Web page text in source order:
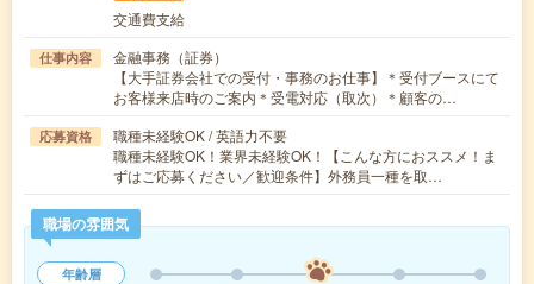
交通費支給
仕事内容
金融事務（証券）
【大手証券会社での受付・事務のお仕事】＊受付ブースにて
お客様来店時のご案内＊受電対応（取次）＊顧客の…
応募資格
職種未経験OK / 英語力不要
職種未経験OK！業界未経験OK！【こんな方におススメ！ま
ずはご応募ください／歓迎条件】外務員一種を取…
職場の雰囲気
年齢層